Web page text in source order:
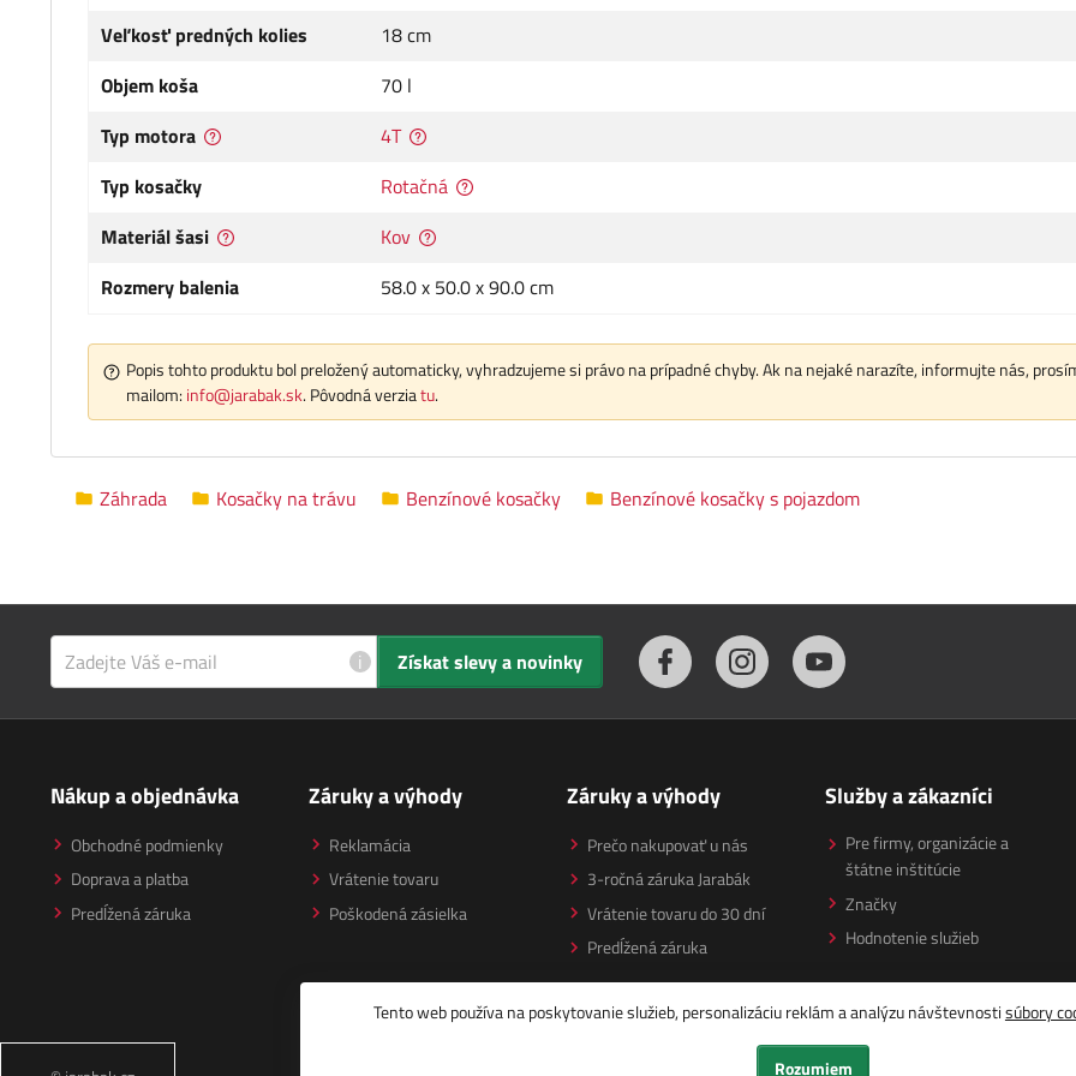
Veľkosť predných kolies
18 cm
Objem koša
70 l
Typ motora
4T
Typ kosačky
Rotačná
Materiál šasi
Kov
Rozmery balenia
58.0 x 50.0 x 90.0 cm
Popis tohto produktu bol preložený automaticky, vyhradzujeme si právo na prípadné chyby. Ak na nejaké narazíte, informujte nás,
mailom: info@jarabak.sk. Pôvodná verziatu.
Záhrada Kosačky na trávu Benzínové kosačky Benzínové kosačky s pojazdom
i Získat slevy a novinky
Nákup a objednávka
Obchodné podmienky
Doprava a platba
Predĺžená záruka
Záruky a výhody
Reklamácia
Vrátenie tovaru
Poškodená zásielka
Záruky a výhody
Prečo nakupovať u nás
3-ročná záruka Jarabák
Vrátenie tovaru do 30 dní
Predĺžená záruka
Služby a zákazníci
Pre firmy, organizácie a
štátne inštitúcie
Značky
Hodnotenie služieb
Tento web používa na poskytovanie služieb, personalizáciu reklám a analýzu návštevnostisúbory
Rozumiem